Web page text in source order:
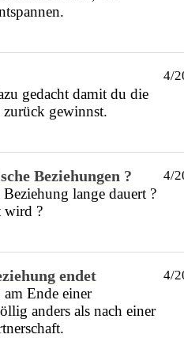
gedacht damit du die
gewinnst.
4/
Beziehungen ?
lange dauert ?
wird ?
4/
endet
Ende einer
anders als nach einer
4/